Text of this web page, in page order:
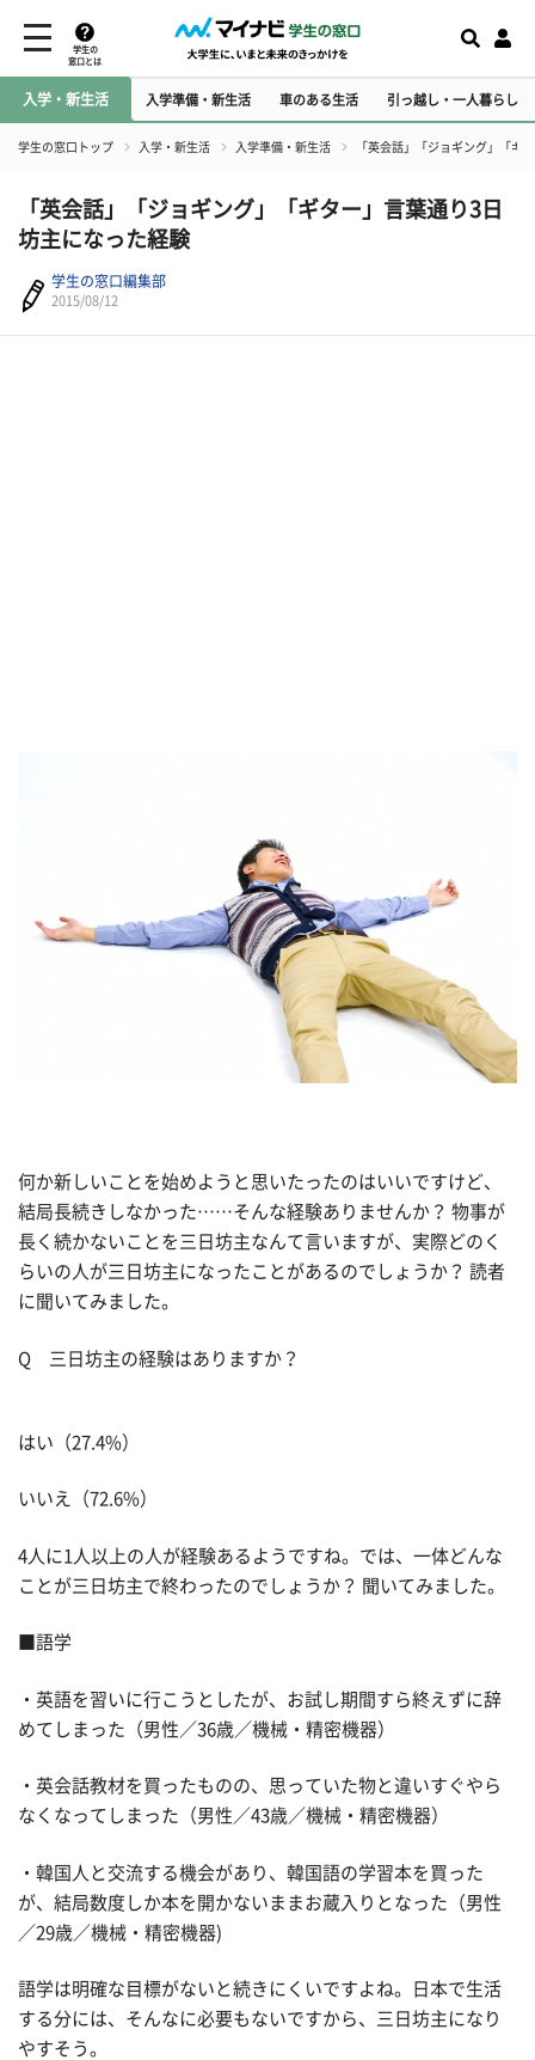
学生の
窓口とは
入学・新生活 入学準備・新生活 車のある生活 引っ越し・一人暮らし
学生の窓口トップ 入学・新生活 入学準備・新生活 「英会話」「ジョギング」「ギ
「英会話」「ジョギング」「ギター」言葉通り3日
坊主になった経験
学生の窓口編集部
2015/08/12
何か新しいことを始めようと思いたったのはいいですけど、
結局長続きしなかった……そんな経験ありませんか？ 物事が
長く続かないことを三日坊主なんて言いますが、実際どのく
らいの人が三日坊主になったことがあるのでしょうか？ 読者
に聞いてみました。
Q 三日坊主の経験はありますか？
はい（27.4%）
いいえ（72.6%）
4人に1人以上の人が経験あるようですね。では、一体どんな
ことが三日坊主で終わったのでしょうか？ 聞いてみました。
■語学
・英語を習いに行こうとしたが、お試し期間すら終えずに辞
めてしまった（男性／36歳／機械・精密機器）
・英会話教材を買ったものの、思っていた物と違いすぐやら
なくなってしまった（男性／43歳／機械・精密機器）
・韓国人と交流する機会があり、韓国語の学習本を買った
が、結局数度しか本を開かないままお蔵入りとなった（男性
／29歳／機械・精密機器)
語学は明確な目標がないと続きにくいですよね。日本で生活
する分には、そんなに必要もないですから、三日坊主になり
やすそう。